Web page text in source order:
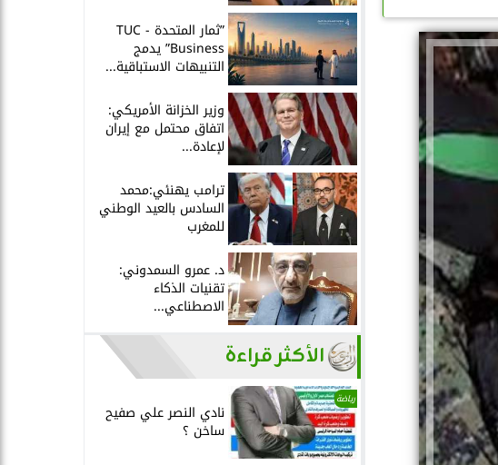
”ثمار المتحدة - TUC
Business” يدمج
التنبيهات الاستباقية...
وزير الخزانة الأمريكي:
اتفاق محتمل مع إيران
لإعادة...
ترامب يهنئي:محمد
السادس بالعيد الوطني
للمغرب
د. عمرو السمدوني:
تقنيات الذكاء
الاصطناعي...
الأكثر قراءة
رياضة
نادي النصر علي صفيح
ساخن ؟